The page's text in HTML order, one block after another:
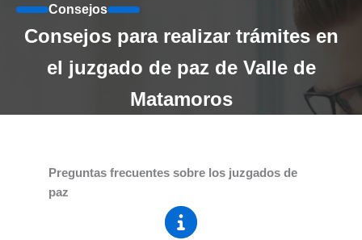
Consejos
Consejos para realizar trámites en
el juzgado de paz de Valle de
Matamoros
Preguntas frecuentes sobre los juzgados de
paz